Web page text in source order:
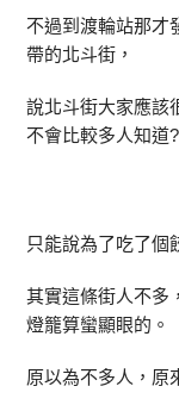
不過到渡輪站那才
帶的北斗街，
說北斗街大家應該
不會比較多人知道?
只能說為了吃了個
其實這條街人不多
燈籠算蠻顯眼的。
原以為不多人，原